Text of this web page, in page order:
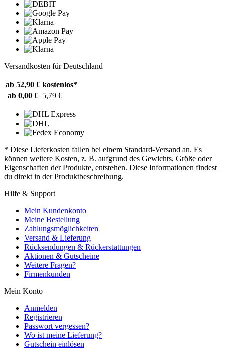
Versandkosten für Deutschland
ab 52,90 € kostenlos*
ab 0,00 € 5,79 €
* Diese Lieferkosten fallen bei einem Standard-Versand an. Es
können weitere Kosten, z. B. aufgrund des Gewichts, Größe oder
Eigenschaften der Produkte, entstehen. Diese Informationen findest
du direkt in der Produktbeschreibung.
Hilfe & Support
Mein Kundenkonto
Meine Bestellung
Zahlungsmöglichkeiten
Versand & Lieferung
Rücksendungen & Rückerstattungen
Aktionen & Gutscheine
Weitere Fragen?
Firmenkunden
Mein Konto
Anmelden
Registrieren
Passwort vergessen?
Wo ist meine Lieferung?
Gutschein einlösen